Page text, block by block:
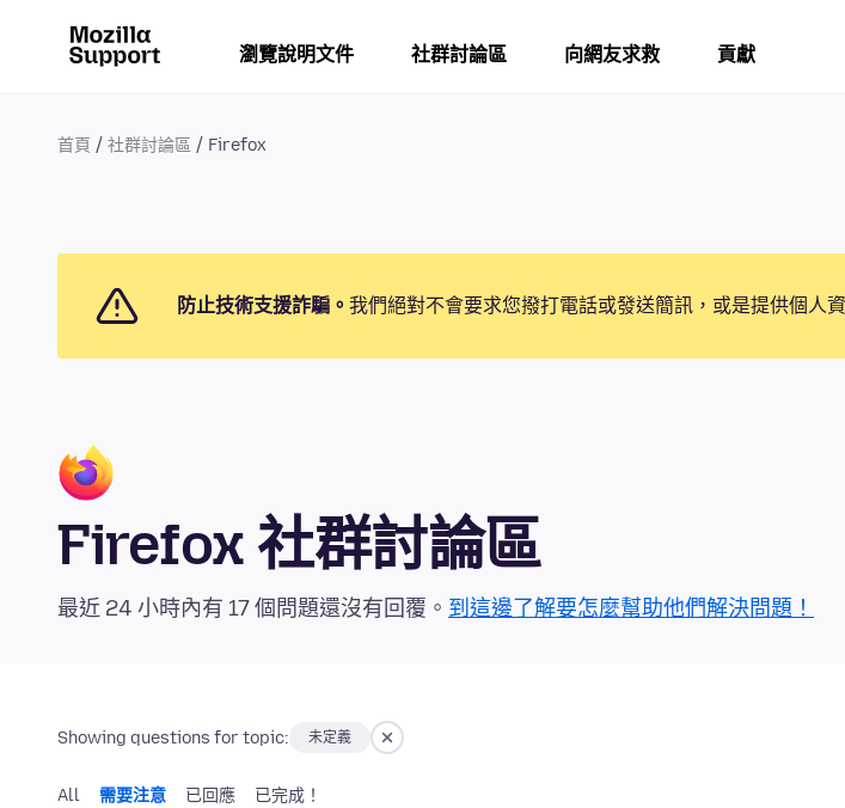
瀏覽說明文件 社群討論區 向網友求救 貢獻
首頁 社群討論區 Firefox
防止技術支援詐騙。 我們絕對不會要求您撥打電話或發送簡訊，或是提供個人
Firefox 社群討論區
最近 24 小時內有 17 個問題還沒有回覆。 到這邊了解要怎麼幫助他們解決問題！
Showing questions for topic: 未定義
All 需要注意 已回應 已完成！